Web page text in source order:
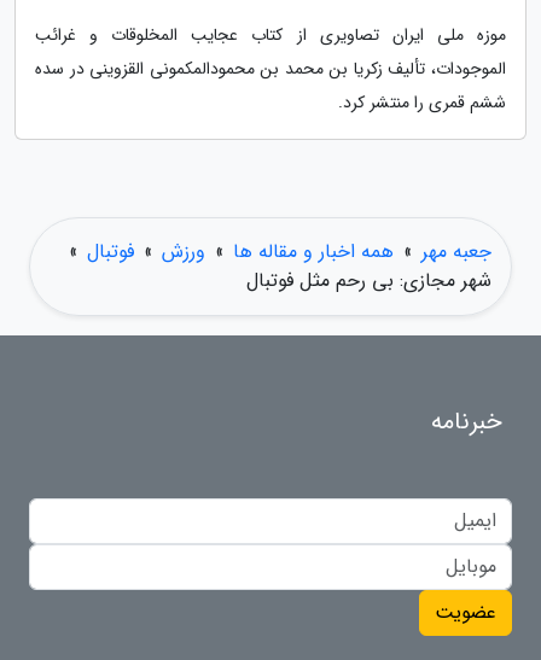
موزه ملی ایران تصاویری از کتاب عجایب المخلوقات و غرائب
الموجودات، تألیف زکریا بن محمد بن محمودالمکمونی القزوینی در سده
ششم قمری را منتشر کرد.
جعبه مهر » همه اخبار و مقاله ها » ورزش » فوتبال »
شهر مجازی: بی رحم مثل فوتبال
خبرنامه
عضویت